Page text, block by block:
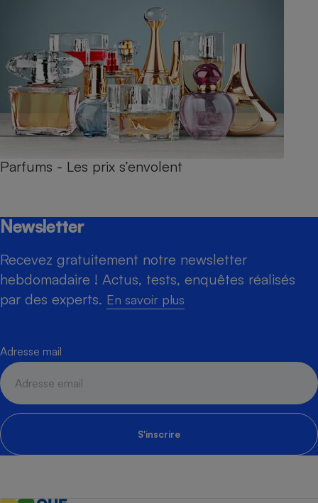
Parfums - Les prix s’envolent
Newsletter
Recevez gratuitement notre newsletter
hebdomadaire ! Actus, tests, enquêtes réalisés
par des experts. En savoir plus
Adresse mail
S'inscrire